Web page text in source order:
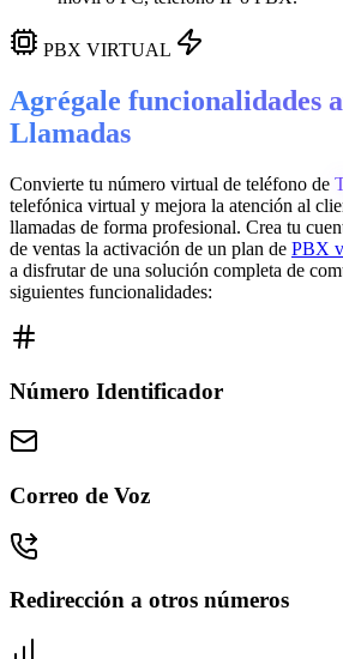
PBX VIRTUAL
Agrégale funcionalidades
Llamadas
Convierte tu número virtual de teléfono de
telefónica virtual y mejora la atención al
llamadas de forma profesional. Crea tu
de ventas la activación de un plan de PBX
a disfrutar de una solución completa de
siguientes funcionalidades:
Número Identificador
Correo de Voz
Redirección a otros números